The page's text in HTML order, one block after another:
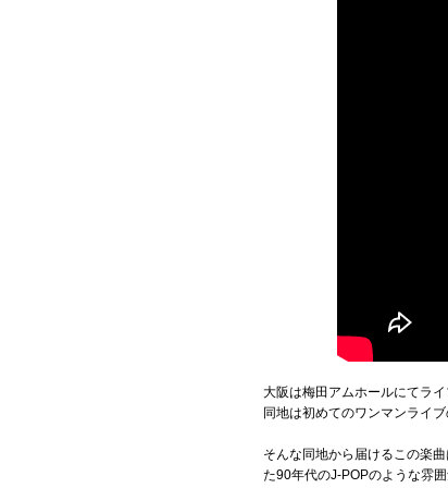
大阪は梅田アムホールにてラ
同地は初めてのワンマンライ
そんな同地から届けるこの楽
た90年代のJ-POPのような雰